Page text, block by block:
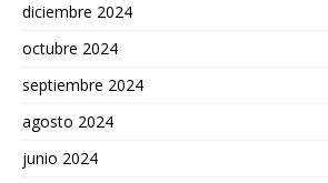
diciembre 2024
octubre 2024
septiembre 2024
agosto 2024
junio 2024